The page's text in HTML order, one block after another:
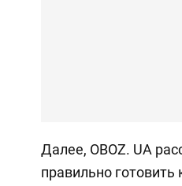
Далее, OBOZ. UA
правильно готовить